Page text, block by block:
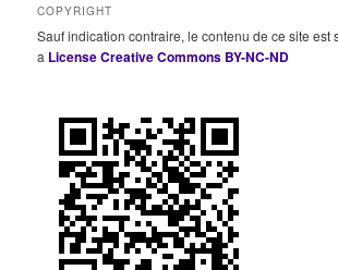
COPYRIGHT
Sauf indication contraire, le contenu de ce site est
a License Creative Commons BY-NC-ND